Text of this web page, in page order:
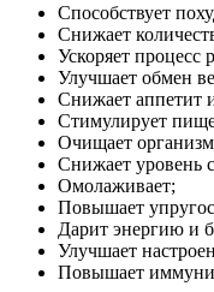
Способствует
Снижает
Ускоряет процесс
Улучшает обмен
Снижает аппетит
Стимулирует
Очищает
Снижает уровень
Омолаживает;
Повышает
Дарит энергию и
Улучшает
Повышает